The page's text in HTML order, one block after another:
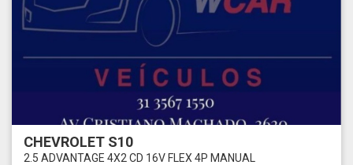
CHEVROLET S10
2.5 ADVANTAGE 4X2 CD 16V FLEX 4P MANUAL